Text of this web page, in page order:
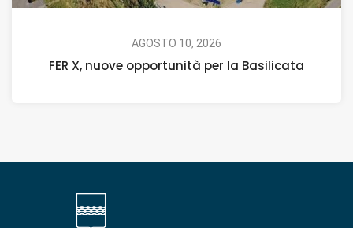
AGOSTO 10, 2026
FER X, nuove opportunità per la Basilicata